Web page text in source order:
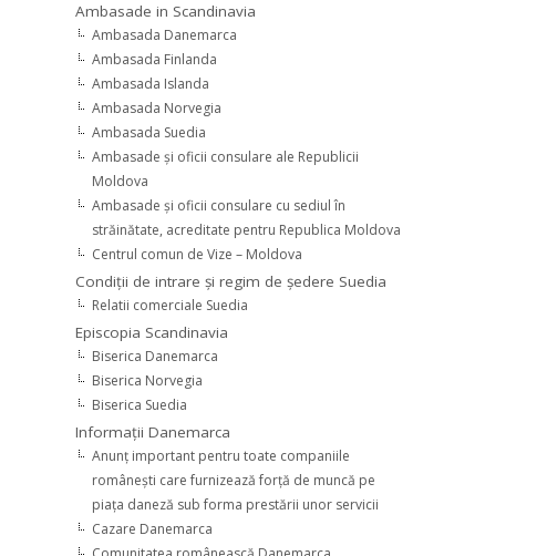
Ambasade in Scandinavia
Ambasada Danemarca
Ambasada Finlanda
Ambasada Islanda
Ambasada Norvegia
Ambasada Suedia
Ambasade şi oficii consulare ale Republicii
Moldova
Ambasade şi oficii consulare cu sediul în
străinătate, acreditate pentru Republica Moldova
Centrul comun de Vize – Moldova
Condiţii de intrare şi regim de şedere Suedia
Relatii comerciale Suedia
Episcopia Scandinavia
Biserica Danemarca
Biserica Norvegia
Biserica Suedia
Informaţii Danemarca
Anunţ important pentru toate companiile
româneşti care furnizează forţă de muncă pe
piaţa daneză sub forma prestării unor servicii
Cazare Danemarca